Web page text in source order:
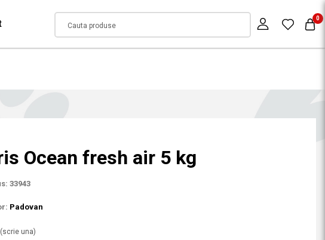
0
Ocean fresh air 5 kg
33943
Padovan
(scrie una)